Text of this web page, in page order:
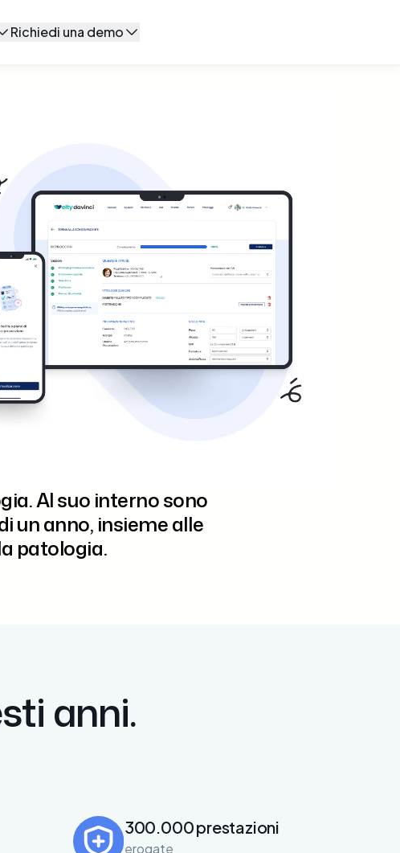
di studio
Richiedi una demo
lo stato di salute del
Al suo interno sono
un anno, insieme alle
patologia.
anni.
300.000 prestazioni
erogate